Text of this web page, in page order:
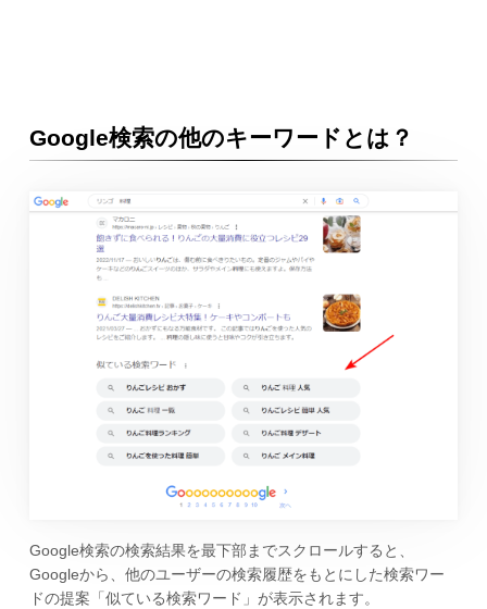
Google検索の他のキーワードとは？
Google検索の検索結果を最下部までスクロールすると、
Googleから、他のユーザーの検索履歴をもとにした検索ワー
ドの提案「似ている検索ワード」が表示されます。